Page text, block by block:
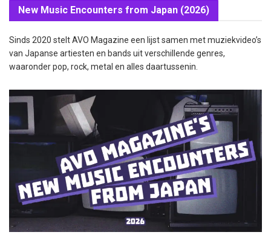
New Music Encounters from Japan (2026)
Sinds 2020 stelt AVO Magazine een lijst samen met muziekvideo’s
van Japanse artiesten en bands uit verschillende genres,
waaronder pop, rock, metal en alles daartussenin.